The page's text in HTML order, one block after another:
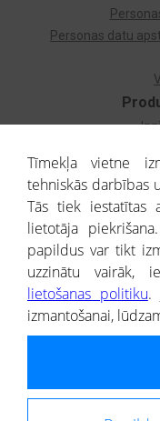
Personas datu
® CREDITREFORM
SIA
Portāla ietvaros saņemtajai
Tīmekļa vietne
tehniskās darbības
Tās tiek iestatītas
lietotāja
papildus var tikt
uzzinātu vairāk,
lietošanas politiku.
izmantošanai,